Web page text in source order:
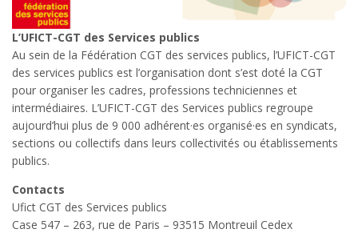
L’UFICT-CGT des Services publics
Au sein de la Fédération CGT des services publics, l’UFICT-CGT
des services publics est l’organisation dont s’est doté la CGT
pour organiser les cadres, professions techniciennes et
intermédiaires. L’UFICT-CGT des Services publics regroupe
aujourd’hui plus de 9 000 adhérent·es organisé·es en syndicats,
sections ou collectifs dans leurs collectivités ou établissements
publics.
Contacts
Ufict CGT des Services publics
Case 547 – 263, rue de Paris – 93515 Montreuil Cedex